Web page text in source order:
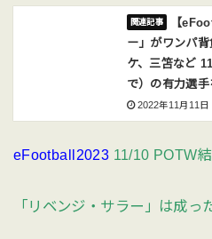
【
ー」がワンパ
ケ、三笘など
で）の有力選手
2022年11月11日
eFootball2023 11/10 POTW
「リベンジ・サラー」は成っ